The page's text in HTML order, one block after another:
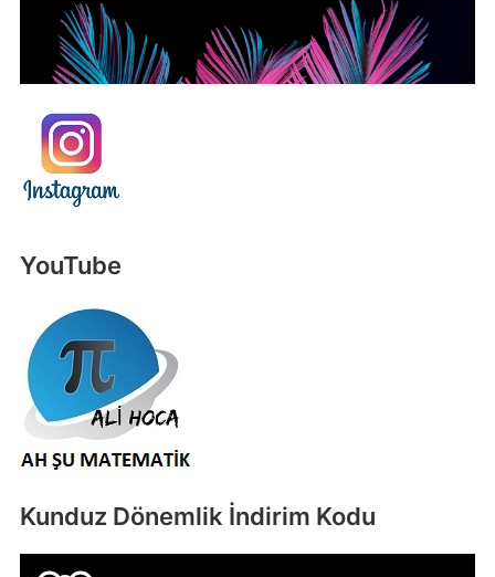
YouTube
Kunduz Dönemlik İndirim Kodu